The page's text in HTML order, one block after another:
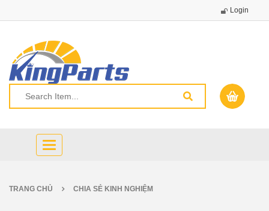
Login
Toggle
navigation
TRANG CHỦ CHIA SẺ KINH NGHIỆM